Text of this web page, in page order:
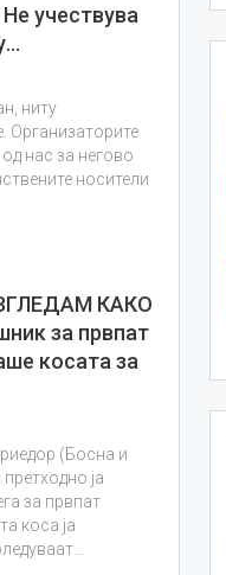
учествува
ниту
Организаторите
нас за негово
носители
КАКО
за првпат
косата за
(Босна и
ја
за првпат
коса ја